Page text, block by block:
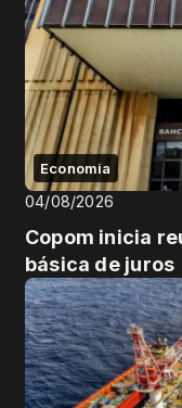
Economia
04/08/2026
Copom inicia
básica de juros